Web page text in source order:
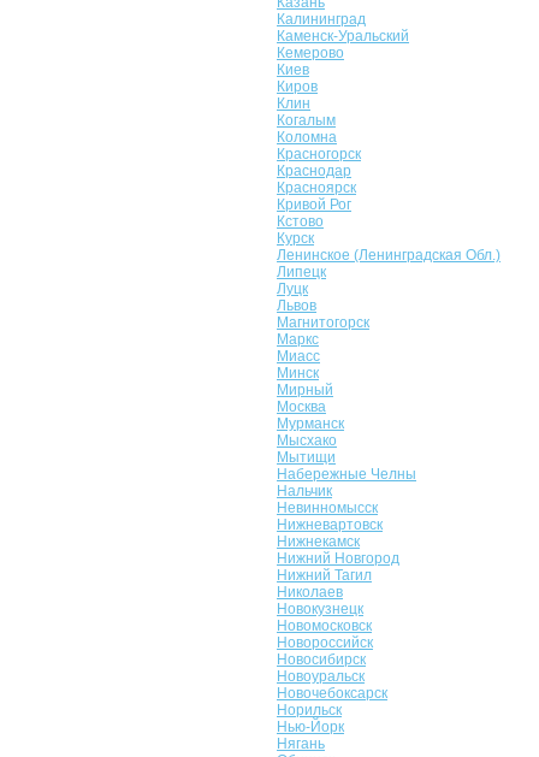
Калининград
Каменск-Уральский
Кемерово
Киев
Киров
Клин
Когалым
Коломна
Красногорск
Краснодар
Красноярск
Кривой Рог
Кстово
Курск
Ленинское (Ленинградская Обл.)
Липецк
Луцк
Львов
Магнитогорск
Маркс
Миасс
Минск
Мирный
Москва
Мурманск
Мысхако
Мытищи
Набережные Челны
Нальчик
Невинномысск
Нижневартовск
Нижнекамск
Нижний Новгород
Нижний Тагил
Николаев
Новокузнецк
Новомосковск
Новороссийск
Новосибирск
Новоуральск
Новочебоксарск
Норильск
Нью-Йорк
Нягань